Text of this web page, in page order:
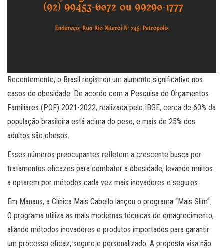
Recentemente, o Brasil registrou um aumento significativo nos
casos de obesidade. De acordo com a Pesquisa de Orçamentos
Familiares (POF) 2021-2022, realizada pelo IBGE, cerca de 60% da
população brasileira está acima do peso, e mais de 25% dos
adultos são obesos.
Esses números preocupantes refletem a crescente busca por
tratamentos eficazes para combater a obesidade, levando muitos
a optarem por métodos cada vez mais inovadores e seguros.
Em Manaus, a Clínica Mais Cabello lançou o programa “Mais Slim”.
O programa utiliza as mais modernas técnicas de emagrecimento,
aliando métodos inovadores e produtos importados para garantir
um processo eficaz, seguro e personalizado. A proposta visa não